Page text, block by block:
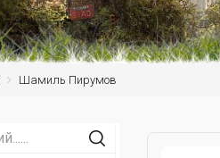
Шамиль Пирумов